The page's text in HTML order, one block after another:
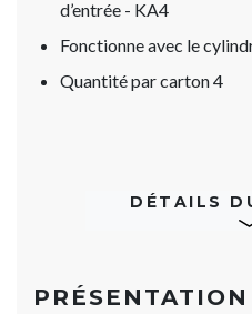
d’entrée - KA4
Fonctionne avec le
Quantité par carton 4
DÉTAILS
PRÉSENTATION